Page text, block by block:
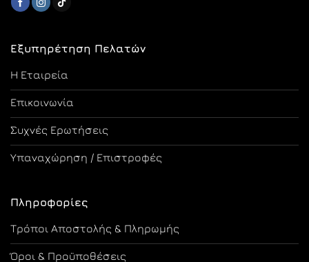
Εξυπηρέτηση Πελατών
Η Εταιρεία
Επικοινωνία
Συχνές Ερωτήσεις
Υπαναχώρηση / Επιστροφές
Πληροφορίες
Τρόποι Αποστολής & Πληρωμής
Όροι & Προϋποθέσεις